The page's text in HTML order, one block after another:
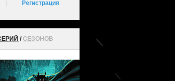
Регистрация
/СЕЗОНОВ